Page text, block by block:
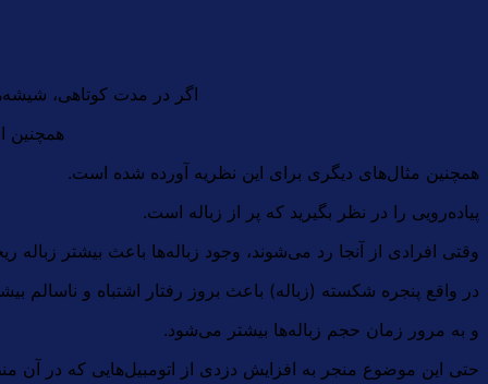
اگر در مدت کوتاهی،
همچنین
همچنین مثال‌های دیگری برای این نظریه آورده شده است.
پیاده‌رویی را در نظر بگیرید که پر از زباله است.
وقتی افرادی از آنجا رد می‌شوند، وجود زباله‌ها باعث بیشتر
در واقع پنجره شکسته (زباله) باعث بروز رفتار اشتباه و ناسالم
و به مرور زمان حجم زباله‌ها بیشتر می‌شود.
حتی این موضوع منجر به افزایش دزدی از اتومبیل‌هایی که در آن